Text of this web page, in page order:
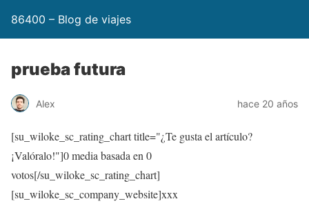
86400 – Blog de viajes
prueba futura
Alex hace 20 años
[su_wiloke_sc_rating_chart title="¿Te gusta el artículo?
¡Valóralo!"]0media basada en 0
votos[/su_wiloke_sc_rating_chart]
[su_wiloke_sc_company_website]xxx